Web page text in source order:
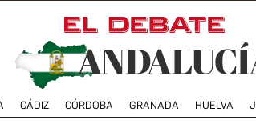
CÁDIZ CÓRDOBA GRANADA HUELVA